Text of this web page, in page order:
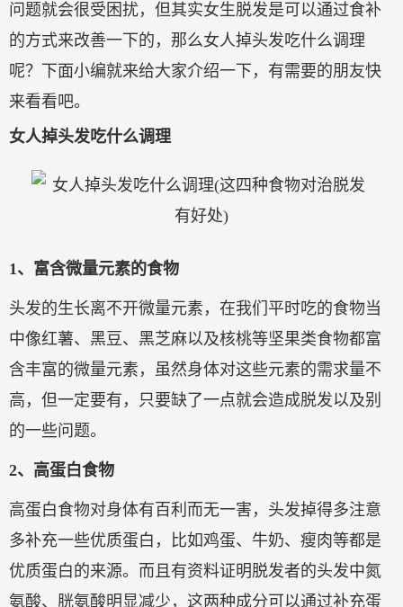
问题就会很受困扰，但其实女生脱发是可以通过食补
的方式来改善一下的，那么女人掉头发吃什么调理
呢？下面小编就来给大家介绍一下，有需要的朋友快
来看看吧。
女人掉头发吃什么调理
1、富含微量元素的食物
头发的生长离不开微量元素，在我们平时吃的食物当
中像红薯、黑豆、黑芝麻以及核桃等坚果类食物都富
含丰富的微量元素，虽然身体对这些元素的需求量不
高，但一定要有，只要缺了一点就会造成脱发以及别
的一些问题。
2、高蛋白食物
高蛋白食物对身体有百利而无一害，头发掉得多注意
多补充一些优质蛋白，比如鸡蛋、牛奶、瘦肉等都是
优质蛋白的来源。而且有资料证明脱发者的头发中氮
氨酸、胱氨酸明显减少，这两种成分可以通过补充蛋